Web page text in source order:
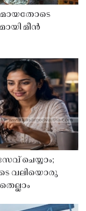
മീൻ
ചെയ്യാം;
വലിയൊരു